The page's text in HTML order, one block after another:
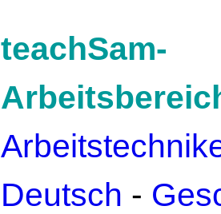
teachSam-
Deutsch -